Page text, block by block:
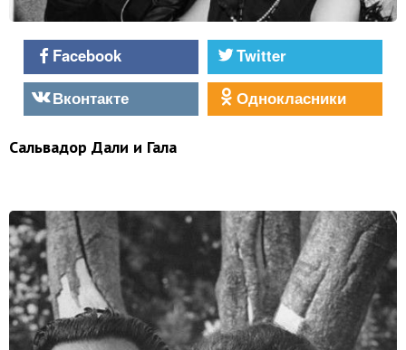
Facebook
Twitter
Вконтакте
Однокласники
Сальвадор Дали и Гала